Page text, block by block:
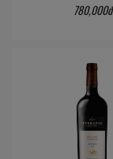
780,000đ